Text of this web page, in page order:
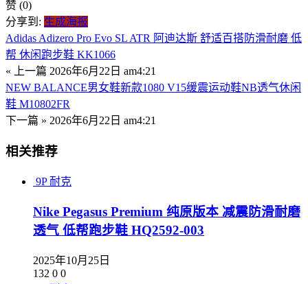
赞 (0)
分享到: 生成海报
Adidas Adizero Pro Evo SL ATR 阿迪达斯 舒适百搭防滑耐磨 低
帮 休闲跑步鞋 KK1066
« 上一篇 2026年6月22日 am4:21
NEW BALANCE男女鞋新款1080 V15缓震运动鞋NB透气休闲
鞋 M10802FR
下一篇 » 2026年6月22日 am4:21
相关推荐
9P 耐克
Nike Pegasus Premium 纯原版本 减震防滑耐磨
透气 低帮跑步鞋 HQ2592-003
2025年10月25日
132 0 0